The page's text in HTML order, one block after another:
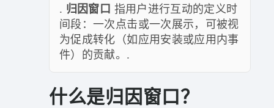
. 归因窗口 指用户进行互动的定义时
间段：一次点击或一次展示，可被视
为促成转化（如应用安装或应用内事
件）的贡献。.
什么是归因窗口？